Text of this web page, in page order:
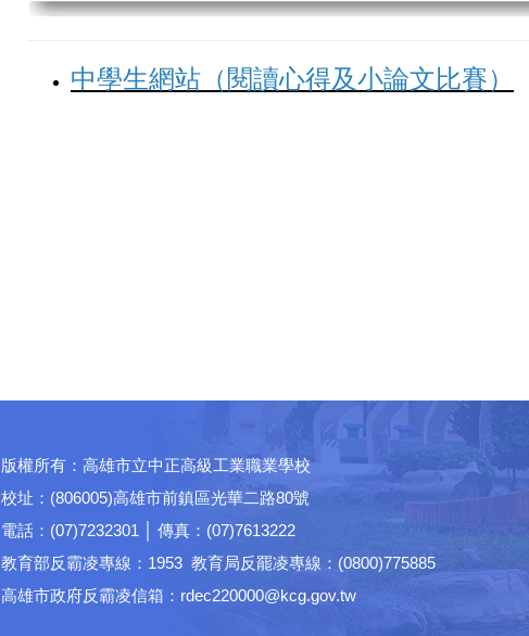
中學生網站（閱讀心得及小論文比賽）
版權所有：高雄市立中正高級工業職業學校
校址：(806005)高雄市前鎮區光華二路80號
電話：(07)7232301 │ 傳真：(07)7613222
教育部反霸凌專線：1953 教育局反罷凌專線：(0800)775885
高雄市政府反霸凌信箱：rdec220000@kcg.gov.tw